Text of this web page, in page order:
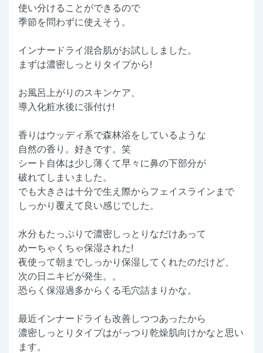
使い分けることができるので
季節を問わずに使えそう。
インナードライ混合肌がお試ししました。
まずは濃密しっとりタイプから!
お風呂上がりのスキンケア、
導入化粧水後に張付け!
香りはウッディ系で森林浴をしているような
自然の香り。好きです。笑
シート自体は少し薄くて早々に鼻の下部分が
破れてしまいました。
でも大きさは十分で生え際からフェイスラインまで
しっかり覆えて良い感じでした。
水分もたっぷりで濃密しっとりなだけあって
めーちゃくちゃ保湿された!
夜使って朝までしっかり保湿してくれたのだけど、
次の日ニキビが発生。。
恐らく保湿過多からくる毛穴詰まりかな。
最近インナードライも改善しつつあったから
濃密しっとりタイプはがっつり乾燥肌向けかなと思い
ます。